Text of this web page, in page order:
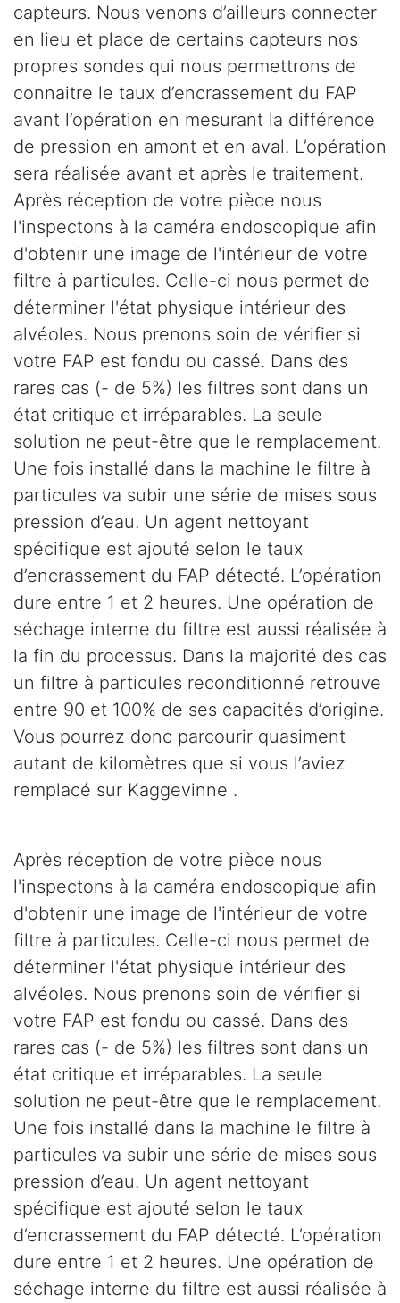
capteurs. Nous venons d’ailleurs connecter
en lieu et place de certains capteurs nos
propres sondes qui nous permettrons de
connaitre le taux d’encrassement du FAP
avant l’opération en mesurant la différence
de pression en amont et en aval. L’opération
sera réalisée avant et après le traitement.
Après réception de votre pièce nous
l'inspectons à la caméra endoscopique afin
d'obtenir une image de l'intérieur de votre
filtre à particules. Celle-ci nous permet de
déterminer l'état physique intérieur des
alvéoles. Nous prenons soin de vérifier si
votre FAP est fondu ou cassé. Dans des
rares cas (- de 5%) les filtres sont dans un
état critique et irréparables. La seule
solution ne peut-être que le remplacement.
Une fois installé dans la machine le filtre à
particules va subir une série de mises sous
pression d’eau. Un agent nettoyant
spécifique est ajouté selon le taux
d’encrassement du FAP détecté. L’opération
dure entre 1 et 2 heures. Une opération de
séchage interne du filtre est aussi réalisée à
la fin du processus. Dans la majorité des cas
un filtre à particules reconditionné retrouve
entre 90 et 100% de ses capacités d’origine.
Vous pourrez donc parcourir quasiment
autant de kilomètres que si vous l’aviez
remplacé sur Kaggevinne .
Après réception de votre pièce nous
l'inspectons à la caméra endoscopique afin
d'obtenir une image de l'intérieur de votre
filtre à particules. Celle-ci nous permet de
déterminer l'état physique intérieur des
alvéoles. Nous prenons soin de vérifier si
votre FAP est fondu ou cassé. Dans des
rares cas (- de 5%) les filtres sont dans un
état critique et irréparables. La seule
solution ne peut-être que le remplacement.
Une fois installé dans la machine le filtre à
particules va subir une série de mises sous
pression d’eau. Un agent nettoyant
spécifique est ajouté selon le taux
d’encrassement du FAP détecté. L’opération
dure entre 1 et 2 heures. Une opération de
séchage interne du filtre est aussi réalisée à